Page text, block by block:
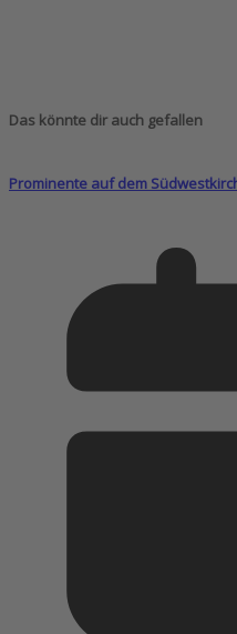
Das könnte dir auch gefallen
Prominente auf dem